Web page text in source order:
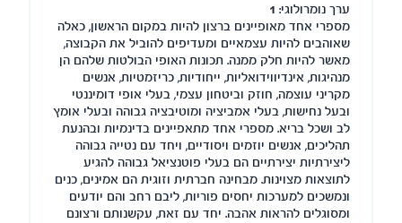
ערך נומרולוגי: 1
מספרי אחד מאופיינים ברצון להיות במקום הראשון, כאלה
שאוהבים להיות עצמאיים ומעדיפים להוביל את הקבוצה,
מאשר להיות חלק ממנה. תכונות האופי הבולטות שלהם הן
מנהיגות, אינדיווידואליות, ייחודיות, כריזמטיות, אנשים
מקריני עוצמה, חוזק וביטחון עצמי, בעלי אופי דומיננטי
ובעל נחישות, בעלי אמביציה ומוטיבציה גבוהה ובעלי אומץ
לב ושכל בריא. מספרי אחד מתאפיינים בדינמיות ובהנעת
תהליכים, אנשים יוזמים ויסודיים, ויחד עם נטייה גבוהה
ליצירתיות יצירתיים הם בעלי פוטנציאל גבוהה להגיע
לתוצאות מצוינות. מבחינה חברתית וזוגית הם אמינים, כנים
ונמשכים למערכות יחסים פוריות, ליבם רחב והם יודעים
ומסוגלים להראות אהבה. יחד עם זאת, עקשנותם ורצונם